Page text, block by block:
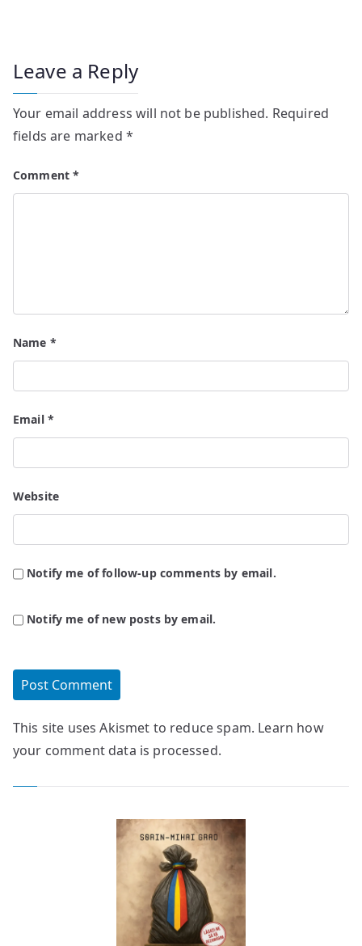
Leave a Reply
Your email address will not be published. Required
fields are marked *
Comment*
Name *
Email *
Website
Notify me of follow-up comments by email.
Notify me of new posts by email.
This site uses Akismet to reduce spam. Learn how
your comment data is processed.